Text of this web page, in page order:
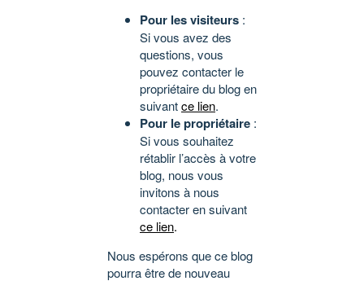
Pour les visiteurs :
Si vous avez des
questions, vous
pouvez contacter le
propriétaire du blog en
suivantce lien.
Pour le propriétaire :
Si vous souhaitez
rétablir l’accès à votre
blog, nous vous
invitons à nous
contacter en suivant
ce lien.
Nous espérons que ce blog
pourra être de nouveau